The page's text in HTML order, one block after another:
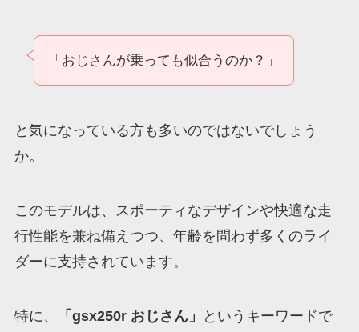
「おじさんが乗っても似合うのか？」
と気になっている方も多いのではないでしょう
か。
このモデルは、スポーティなデザインや快適な走
行性能を兼ね備えつつ、年齢を問わず多くのライ
ダーに支持されています。
特に、 「gsx250r おじさん」
というキーワードで